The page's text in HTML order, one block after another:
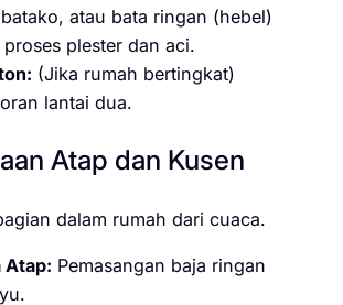
atau bata ringan (hebel)
proses plester dan aci.
(Jika rumah bertingkat)
lantai dua.
Atap dan Kusen
dalam rumah dari cuaca.
Atap: Pemasangan baja ringan